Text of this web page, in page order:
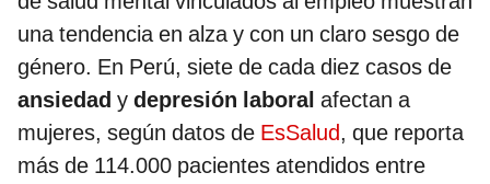
una tendencia en alza y con un claro sesgo de
género. En Perú, siete de cada diez casos de
ansiedad y depresión laboral afectan a
mujeres, según datos de EsSalud, que reporta
más de 114.000 pacientes atendidos entre